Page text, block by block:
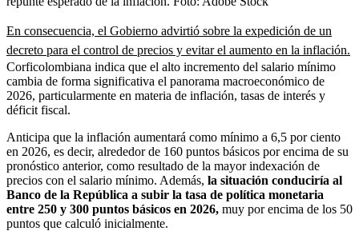
En consecuencia, el Gobierno advirtió sobre la expedición de un
decreto para el control de precios y evitar el aumento en la inflación.
Corficolombiana indica que el alto incremento del salario mínimo
cambia de forma significativa el panorama macroeconómico de
2026, particularmente en materia de inflación, tasas de interés y
déficit fiscal.
Anticipa que la inflación aumentará como mínimo a 6,5 por ciento
en 2026, es decir, alrededor de 160 puntos básicos por encima de su
pronóstico anterior, como resultado de la mayor indexación de
precios con el salario mínimo. Además, la situación conduciría al
Banco de la República a subir la tasa de política monetaria
entre 250 y 300 puntos básicos en 2026, muy por encima de los 50
puntos que calculó inicialmente.